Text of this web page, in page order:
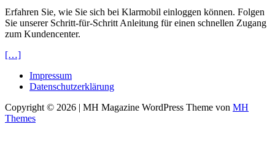
Erfahren Sie, wie Sie sich bei Klarmobil einloggen können. Folgen
Sie unserer Schritt-für-Schritt Anleitung für einen schnellen Zugang
zum Kundencenter.
[…]
Impressum
Datenschutzerklärung
Copyright © 2026 | MH Magazine WordPress Theme von MH
Themes